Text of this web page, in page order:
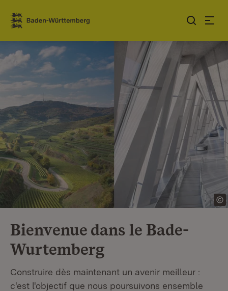
Sauter au contenu
Link zur Startseite
Bienvenue dans le Bade-
Wurtemberg
Construire dès maintenant un avenir meilleur :
c'est l'objectif que nous poursuivons ensemble